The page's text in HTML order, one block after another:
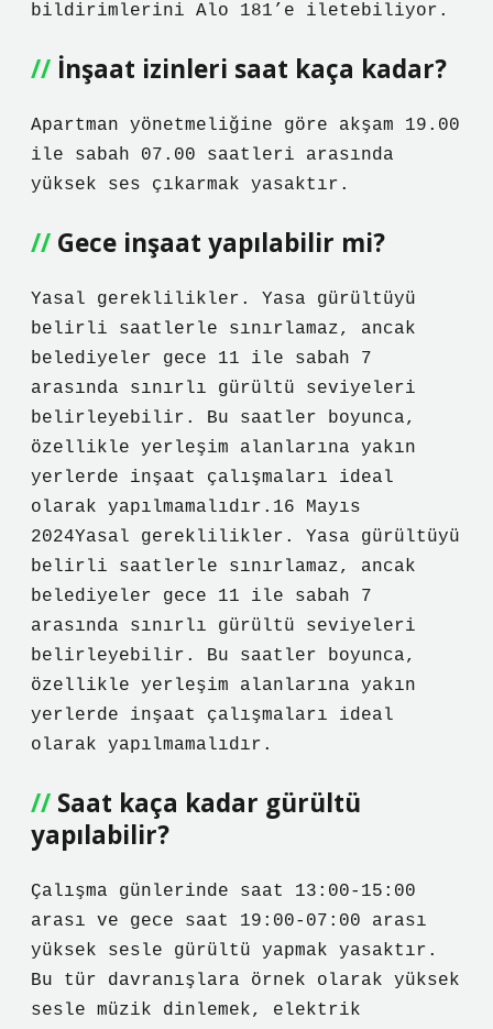
bildirimlerini Alo 181’e iletebiliyor.
İnşaat izinleri saat kaça kadar?
Apartman yönetmeliğine göre akşam 19.00
ile sabah 07.00 saatleri arasında
yüksek ses çıkarmak yasaktır.
Gece inşaat yapılabilir mi?
Yasal gereklilikler. Yasa gürültüyü
belirli saatlerle sınırlamaz, ancak
belediyeler gece 11 ile sabah 7
arasında sınırlı gürültü seviyeleri
belirleyebilir. Bu saatler boyunca,
özellikle yerleşim alanlarına yakın
yerlerde inşaat çalışmaları ideal
olarak yapılmamalıdır.16 Mayıs
2024Yasal gereklilikler. Yasa gürültüyü
belirli saatlerle sınırlamaz, ancak
belediyeler gece 11 ile sabah 7
arasında sınırlı gürültü seviyeleri
belirleyebilir. Bu saatler boyunca,
özellikle yerleşim alanlarına yakın
yerlerde inşaat çalışmaları ideal
olarak yapılmamalıdır.
Saat kaça kadar gürültü
yapılabilir?
Çalışma günlerinde saat 13:00-15:00
arası ve gece saat 19:00-07:00 arası
yüksek sesle gürültü yapmak yasaktır.
Bu tür davranışlara örnek olarak yüksek
sesle müzik dinlemek, elektrik